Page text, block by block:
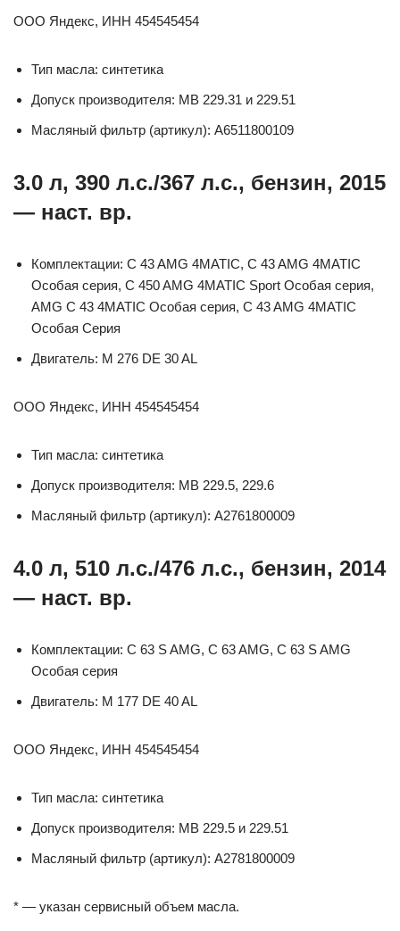
ООО Яндекс, ИНН 454545454
Тип масла: синтетика
Допуск производителя: MB 229.31 и 229.51
Масляный фильтр (артикул): A6511800109
3.0 л, 390 л.с./367 л.с., бензин, 2015
— наст. вр.
Комплектации: C 43 AMG 4MATIC, C 43 AMG 4MATIC
Особая серия, C 450 AMG 4MATIC Sport Особая серия,
AMG C 43 4MATIC Особая серия, C 43 AMG 4MATIC
Особая Серия
Двигатель: M 276 DE 30 AL
ООО Яндекс, ИНН 454545454
Тип масла: синтетика
Допуск производителя: MB 229.5, 229.6
Масляный фильтр (артикул): A2761800009
4.0 л, 510 л.с./476 л.с., бензин, 2014
— наст. вр.
Комплектации: C 63 S AMG, C 63 AMG, C 63 S AMG
Особая серия
Двигатель: M 177 DE 40 AL
ООО Яндекс, ИНН 454545454
Тип масла: синтетика
Допуск производителя: MB 229.5 и 229.51
Масляный фильтр (артикул): A2781800009
* — указан сервисный объем масла.